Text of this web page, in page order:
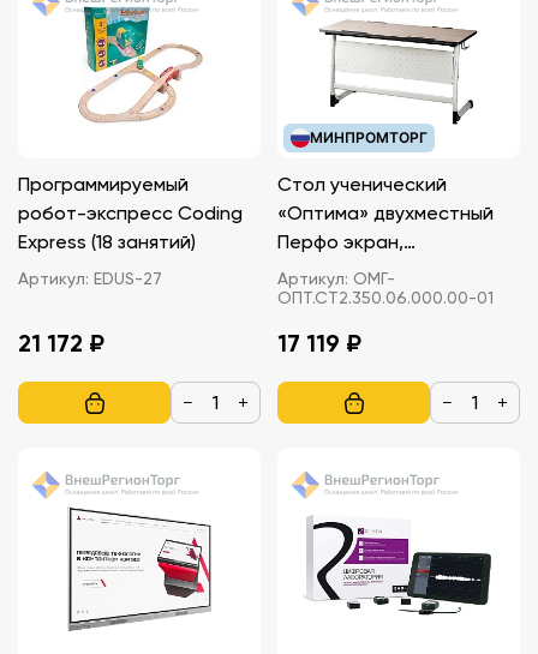
Программируемый
робот-экспресс Coding
Express (18 занятий)
Артикул: EDUS-27
21 172 ₽
− +
МИНПРОМТОРГ
Стол ученический
«Оптима» двухместный
Перфо экран,
регулируемый 3-5 группа
Артикул: ОМГ-
ОПТ.СТ2.350.06.000.00-01
17 119 ₽
− +